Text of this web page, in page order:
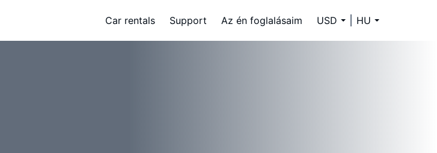
Car rentals Support Az én foglalásaim USD HU